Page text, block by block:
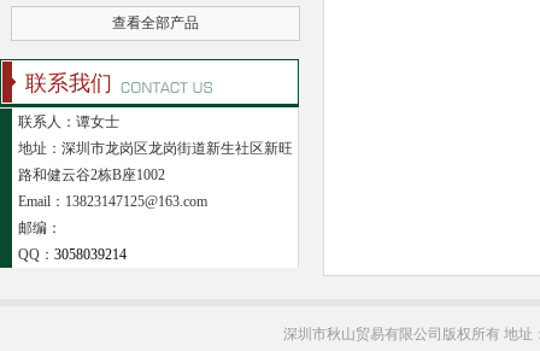
查看全部产品
联系我们
联系人：谭女士
地址：深圳市龙岗区龙岗街道新生社区新旺
路和健云谷2栋B座1002
Email：13823147125@163.com
邮编：
QQ： 3058039214
深圳市秋山贸易有限公司版权所有 地址